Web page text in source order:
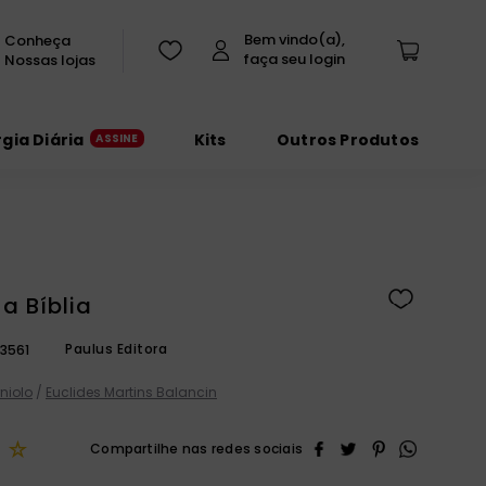
Conheça
Nossas lojas
Diária Kits Outros Produtos
Bíblia
Paulus Editora
/ Euclides Martins Balancin
☆